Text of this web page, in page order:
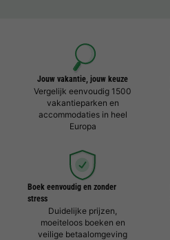
Jouw vakantie, jouw keuze
Vergelijk eenvoudig 1500
vakantieparken en
accommodaties in heel
Europa
Boek eenvoudig en zonder
stress
Duidelijke prijzen,
moeiteloos boeken en
veilige betaalomgeving